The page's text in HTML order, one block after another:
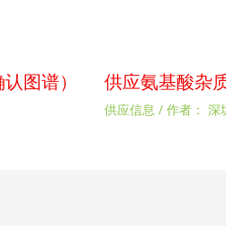
图谱） 供应氨基酸杂
供应信息 / 作者： 深